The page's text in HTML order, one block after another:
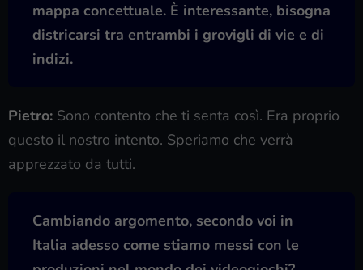
mappa concettuale. È interessante, bisogna
districarsi tra entrambi i grovigli di vie e di
indizi.
Pietro: Sono contento che ti senta così. Era proprio
questo il nostro intento. Speriamo che verrà
apprezzato da tutti.
Cambiando argomento, secondo voi in
Italia adesso come stiamo messi con le